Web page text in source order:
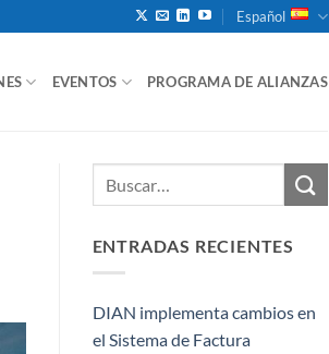
Español
EVENTOS PROGRAMA DE ALIANZAS
ENTRADAS RECIENTES
DIAN implementa cambios en
el Sistema de Factura